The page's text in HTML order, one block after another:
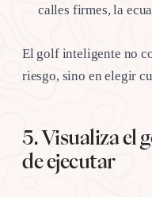
calles firmes, la
El golf inteligente no
riesgo, sino en elegir
5. Visualiza el
de ejecutar